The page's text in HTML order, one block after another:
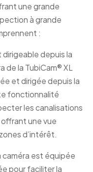
une grande
à grande
:
depuis la
de la TubiCam® XL
et dirigée depuis la
fonctionnalité
les canalisations
une vue
d’intérêt.
caméra est équipée
pour faciliter la